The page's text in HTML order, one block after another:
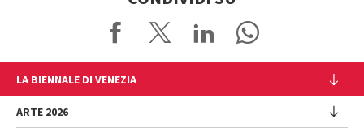
LA BIENNALE DI VENEZIA
L'Istituzione
Cariche istituzionali
ARTE 2026